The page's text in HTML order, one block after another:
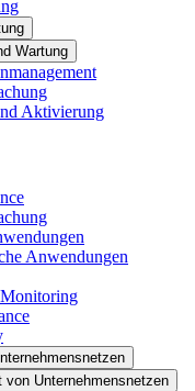
Wartung
Aktivierung
Anwendungen
von Unternehmensnetzen